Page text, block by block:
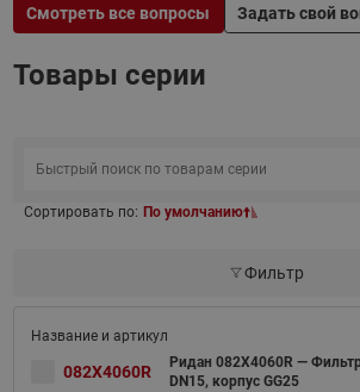
Смотреть все вопросы Задать свой
Товары серии
Сортировать по: По умолчанию
Фильтр
082X4060R
Ридан 082X4060R —
DN15, корпус GG25